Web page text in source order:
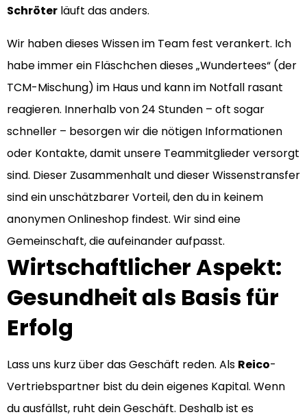
Schröter läuft das anders.
Wir haben dieses Wissen im Team fest verankert. Ich
habe immer ein Fläschchen dieses „Wundertees“ (der
TCM-Mischung) im Haus und kann im Notfall rasant
reagieren. Innerhalb von 24 Stunden – oft sogar
schneller – besorgen wir die nötigen Informationen
oder Kontakte, damit unsere Teammitglieder versorgt
sind. Dieser Zusammenhalt und dieser Wissenstransfer
sind ein unschätzbarer Vorteil, den du in keinem
anonymen Onlineshop findest. Wir sind eine
Gemeinschaft, die aufeinander aufpasst.
Wirtschaftlicher Aspekt:
Gesundheit als Basis für
Erfolg
Lass uns kurz über das Geschäft reden. Als Reico-
Vertriebspartner bist du dein eigenes Kapital. Wenn
du ausfällst, ruht dein Geschäft. Deshalb ist es